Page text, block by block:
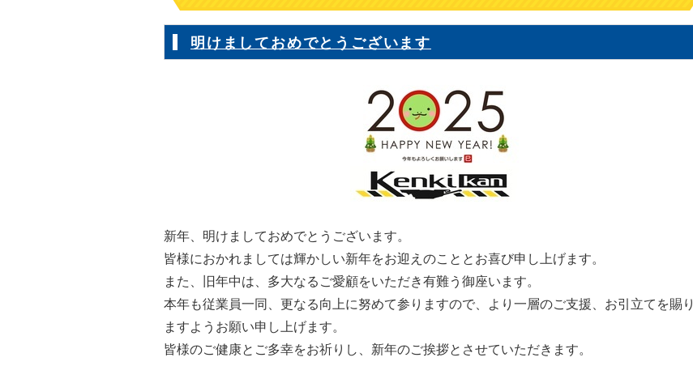
明けましておめでとうございます
新年、明けましておめでとうございます。
皆様におかれましては輝かしい新年をお迎えのこととお喜び申し上げます。
また、旧年中は、多大なるご愛顧をいただき有難う御座います。
本年も従業員一同、更なる向上に努めて参りますので、より一層のご支援、お引立てを賜り
ますようお願い申し上げます。
皆様のご健康とご多幸をお祈りし、新年のご挨拶とさせていただきます。